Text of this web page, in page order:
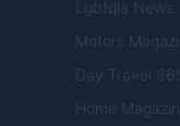
Lgbtqia News
Motors
Day Travel
Home